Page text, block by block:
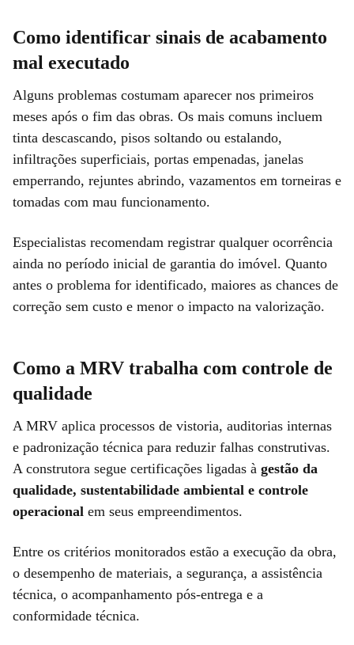
Como identificar sinais de acabamento
mal executado
Alguns problemas costumam aparecer nos primeiros
meses após o fim das obras. Os mais comuns incluem
tinta descascando, pisos soltando ou estalando,
infiltrações superficiais, portas empenadas, janelas
emperrando, rejuntes abrindo, vazamentos em torneiras e
tomadas com mau funcionamento.
Especialistas recomendam registrar qualquer ocorrência
ainda no período inicial de garantia do imóvel. Quanto
antes o problema for identificado, maiores as chances de
correção sem custo e menor o impacto na valorização.
Como a MRV trabalha com controle de
qualidade
A MRV aplica processos de vistoria, auditorias internas
e padronização técnica para reduzir falhas construtivas.
A construtora segue certificações ligadas à gestão da
qualidade, sustentabilidade ambiental e controle
operacional em seus empreendimentos.
Entre os critérios monitorados estão a execução da obra,
o desempenho de materiais, a segurança, a assistência
técnica, o acompanhamento pós-entrega e a
conformidade técnica.